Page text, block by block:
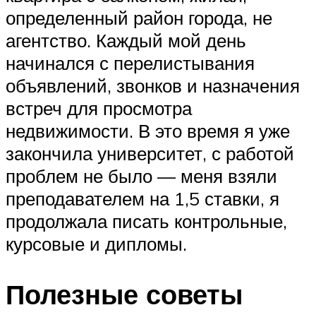
определенный район города, не
агентство. Каждый мой день
начинался с перелистывания
объявлений, звонков и назначения
встреч для просмотра
недвижимости. В это время я уже
закончила университет, с работой
проблем не было — меня взяли
преподавателем на 1,5 ставки, я
продолжала писать контрольные,
курсовые и дипломы.
Полезные советы